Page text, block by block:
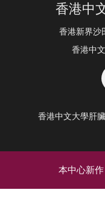
香港中
香港新界沙
香港中
香港中文大學肝
本中心新